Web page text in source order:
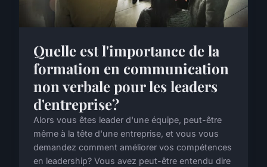
Quelle est l'importance de la
formation en communication
non verbale pour les leaders
d'entreprise?
Alors vous êtes leader d'une équipe, peut-être
même à la tête d'une entreprise, et vous vous
demandez comment améliorer vos compétences
en leadership? Vous avez peut-être entendu dire